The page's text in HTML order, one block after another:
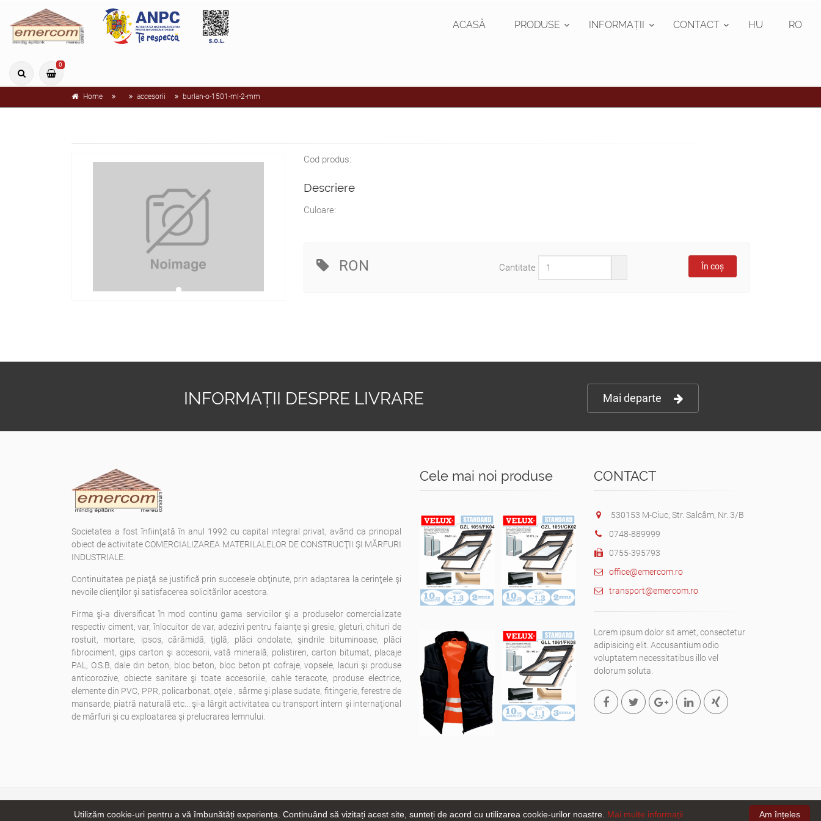
ACASĂ PRODUSE INFORMAȚII CONTACT HU RO
0
Home accesorii burlan-o-1501-ml-2-mm
Cod produs:
Descriere
Culoare:
RON Cantitate
INFORMAȚII DESPRE LIVRARE Mai departe
Societatea a fost înfiinţată în anul 1992 cu capital integral privat, având ca principal
obiect de activitate COMERCIALIZAREA MATERILALELOR DE CONSTRUCŢII ŞI MĂRFURI
INDUSTRIALE.
Continuitatea pe piaţă se justifică prin succesele obţinute, prin adaptarea la cerinţele şi
nevoile clienţilor şi satisfacerea solicitărilor acestora.
Firma şi-a diversificat în mod continu gama serviciilor şi a produselor comercializate
respectiv ciment, var, înlocuitor de var, adezivi pentru faianţe şi gresie, gleturi, chituri de
rostuit, mortare, ipsos, cărămidă, ţiglă, plăci ondolate, şindrile bituminoase, plăci
fibrociment, gips carton şi accesorii, vată minerală, polistiren, carton bitumat, placaje
PAL, O.S.B, dale din beton, bloc beton, bloc beton pt cofraje, vopsele, lacuri şi produse
anticorozive, obiecte sanitare şi toate accesoriile, cahle teracote, produse electrice,
elemente din PVC, PPR, policarbonat, oţele , sârme şi plase sudate, fitingerie, ferestre de
mansarde, piatră naturală etc... şi-a lărgit activitatea cu transport intern şi internaţional
de mărfuri şi cu exploatarea şi prelucrarea lemnului.
Cele mai noi produse CONTACT
530153 M-Ciuc, Str. Salcâm, Nr. 3/B
0748-889999
0755-395793
office@emercom.ro
transport@emercom.ro
Lorem ipsum dolor sit amet, consectetur
adipisicing elit. Accusantium odio
voluptatem necessitatibus illo vel
dolorum soluta.
Am înțeles
Utilizăm cookie-uri pentru a vă îmbunătăți experiența. Continuând să vizitați acest site, sunteți de acord cu utilizarea cookie-urilor noastre. Mai multe informații